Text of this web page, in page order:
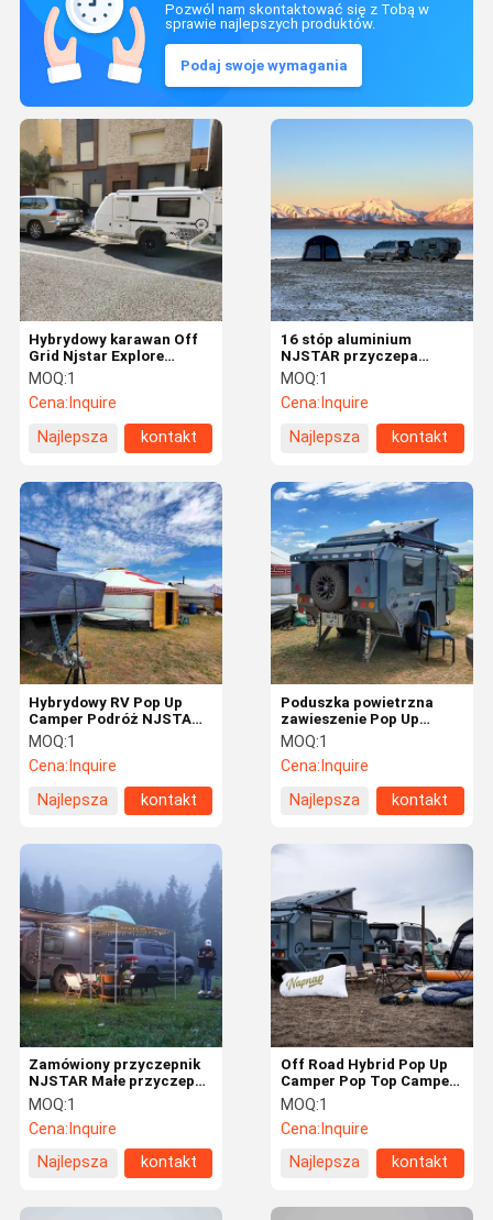
Dom Produkty Filmy O Nas
Pozwól nam skontaktować się z Tobą w
sprawie najlepszych produktów.
Podaj swoje wymagania
16 stóp aluminium
NJSTAR przyczepa
Explorer Overland Pop Up
Off Grid przyczepa
kempingowa
MOQ:1
Cena: Inquire
Najlepsza
kontakt
Hybrydowy karawan Off
Grid Njstar Explore
Trailer Małe kempingi
MOQ:1
Cena: Inquire
Najlepsza
kontakt
Poduszka powietrzna
zawieszenie Pop Up
Camper Przyczepa
NJSTAR Off Road Pop Up
Camper
MOQ:1
Cena: Inquire
Najlepsza
kontakt
Hybrydowy RV Pop Up
Camper Podróż NJSTAR
Camping Caravan Off
Grid Trailer
MOQ:1
Cena: Inquire
Najlepsza
kontakt
Off Road Hybrid Pop Up
Camper Pop Top Camper
Trailer
MOQ:1
Cena: Inquire
Najlepsza
kontakt
Zamówiony przyczepnik
NJSTAR Małe przyczepy
z panelami słonecznymi
MOQ:1
Cena: Inquire
Najlepsza
kontakt